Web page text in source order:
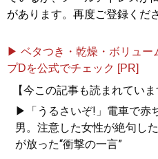
があります。再度ご登録くだ
▶ ベタつき・乾燥・ボリュー
プDを公式でチェック [PR]
【今この記事も読まれていま
▶「うるさいぞ!」電車で赤
男。注意した女性が絶句し
が放った“衝撃の一言”